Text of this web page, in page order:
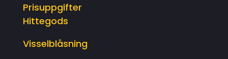
Prisuppgifter
Hittegods
Visselblåsning